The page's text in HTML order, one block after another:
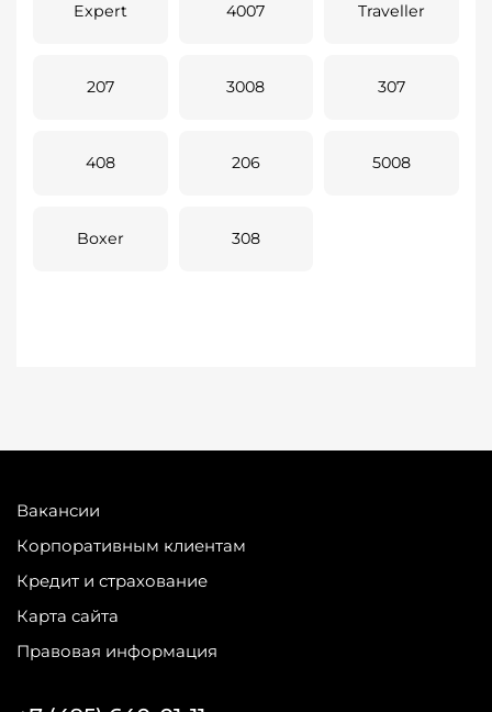
Expert 4007 Traveller
207 3008 307
408 206 5008
Boxer 308
Вакансии
Корпоративным клиентам
Кредит и страхование
Карта сайта
Правовая информация